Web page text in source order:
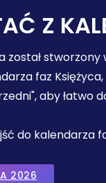
Z
został
faz
aby łatwo
do kalendarza
2026